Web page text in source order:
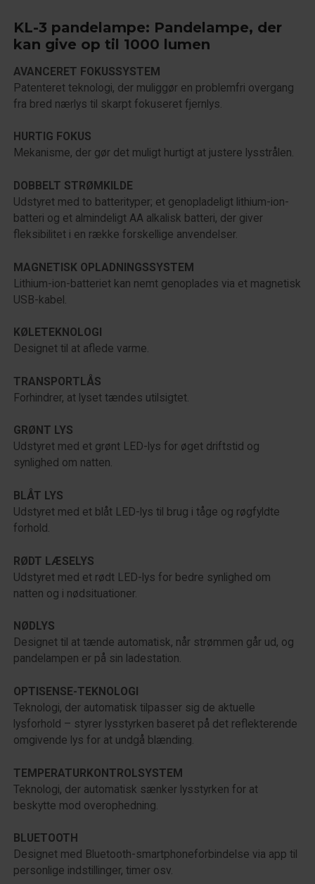
KL-3 pandelampe: Pandelampe, der
kan give op til 1000 lumen
AVANCERET FOKUSSYSTEM
Patenteret teknologi, der muliggør en problemfri overgang
fra bred nærlys til skarpt fokuseret fjernlys.
HURTIG FOKUS
Mekanisme, der gør det muligt hurtigt at justere lysstrålen.
DOBBELT STRØMKILDE
Udstyret med to batterityper; et genopladeligt lithium-ion-
batteri og et almindeligt AA alkalisk batteri, der giver
fleksibilitet i en række forskellige anvendelser.
MAGNETISK OPLADNINGSSYSTEM
Lithium-ion-batteriet kan nemt genoplades via et magnetisk
USB-kabel.
KØLETEKNOLOGI
Designet til at aflede varme.
TRANSPORTLÅS
Forhindrer, at lyset tændes utilsigtet.
GRØNT LYS
Udstyret med et grønt LED-lys for øget driftstid og
synlighed om natten.
BLÅT LYS
Udstyret med et blåt LED-lys til brug i tåge og røgfyldte
forhold.
RØDT LÆSELYS
Udstyret med et rødt LED-lys for bedre synlighed om
natten og i nødsituationer.
NØDLYS
Designet til at tænde automatisk, når strømmen går ud, og
pandelampen er på sin ladestation.
OPTISENSE-TEKNOLOGI
Teknologi, der automatisk tilpasser sig de aktuelle
lysforhold – styrer lysstyrken baseret på det reflekterende
omgivende lys for at undgå blænding.
TEMPERATURKONTROLSYSTEM
Teknologi, der automatisk sænker lysstyrken for at
beskytte mod overophedning.
BLUETOOTH
Designet med Bluetooth-smartphoneforbindelse via app til
personlige indstillinger, timer osv.